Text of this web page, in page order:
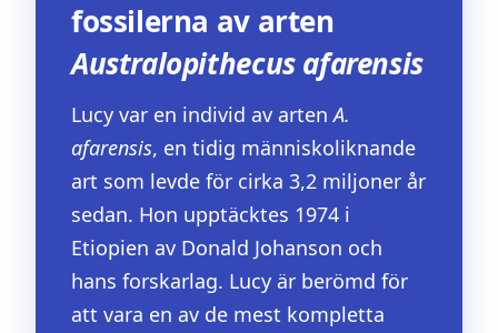
fossilerna av arten
Australopithecusafarensis
Lucy var en individ av artenA.
afarensis, en tidig människoliknande
art som levde för cirka 3,2 miljoner år
sedan. Hon upptäcktes 1974 i
Etiopien av Donald Johanson och
hans forskarlag. Lucy är berömd för
att vara en av de mest kompletta